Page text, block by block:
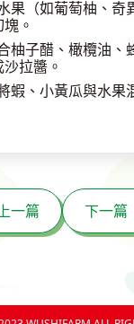
果（如葡萄柚、奇
。
柚子醋、橄欖油、
拉醬。
蝦、小黃瓜與水果
一篇 下一篇